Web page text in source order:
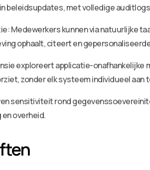
beleidsupdates, met volledige
kunnen via natuurlijke
ophaalt, citeert en
exploreert applicatie-
zonder elk systeem individueel aan
sensitiviteit rond
overheid.